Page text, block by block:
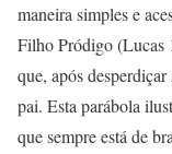
maneira simples e
Filho Pródigo (Lucas
que, após
pai. Esta parábola
que sempre está de